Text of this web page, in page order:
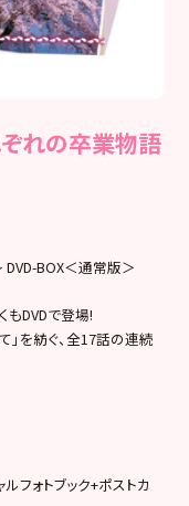
れの卒業物語
BOX＜通常版＞
もDVDで登場!
」を紡ぐ、全17話の連続
フォトブック+ポストカ